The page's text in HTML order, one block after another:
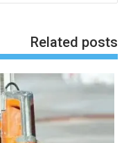
Related posts